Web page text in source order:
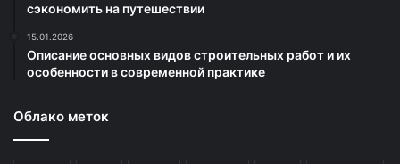
сэкономить на путешествии
15.01.2026
Описание основных видов строительных работ и их
особенности в современной практике
Облако меток